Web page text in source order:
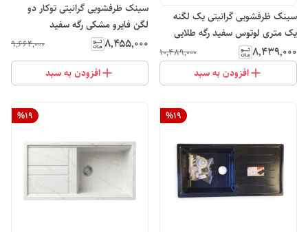
سینک ظرفشویی گرانیتی یک لگنه
یک متری لوتوس سفید رگه طلایی
مدل L105
۸٬۴۳۹٬۰۰۰ ۱۰٬۴۸۹٬۰۰۰
افزودن به سبد
سینک ظرفشویی گرانیتی توکار دو
لگن فایرو مشکی رگه سفید
۸٬۴۵۵٬۰۰۰ ۹٬۶۶۴٬۰۰۰
افزودن به سبد
%19
%19